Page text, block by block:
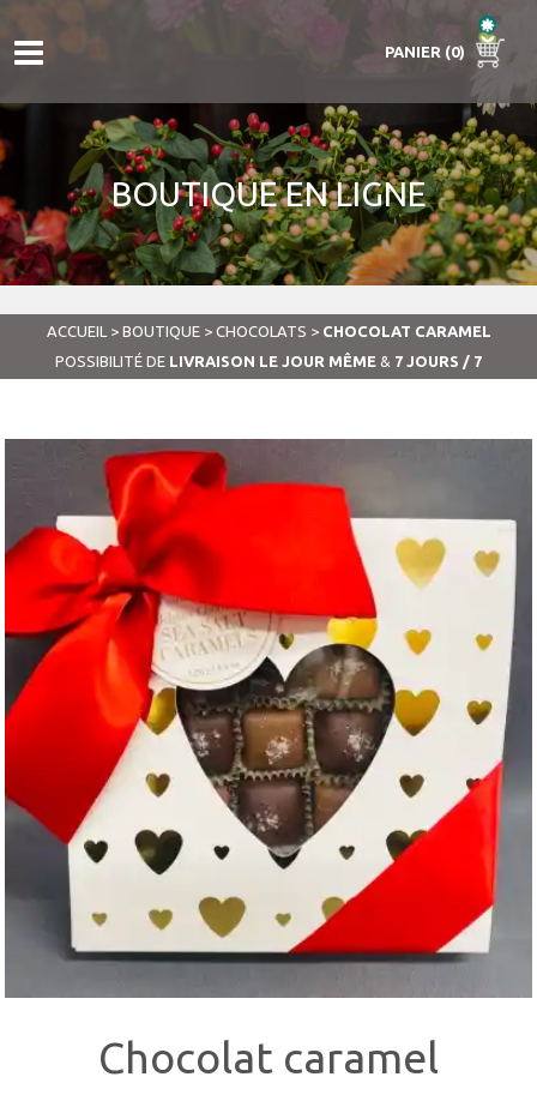
PANIER (0)
BOUTIQUE EN LIGNE
ACCUEIL > BOUTIQUE> CHOCOLATS > CHOCOLAT CARAMEL
POSSIBILITÉ DE LIVRAISON LE JOUR MÊME & 7 JOURS / 7
Chocolat caramel